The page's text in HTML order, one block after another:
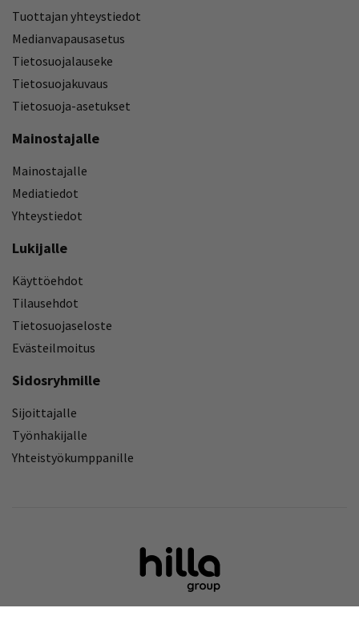
Tuottajan yhteystiedot
Medianvapausasetus
Tietosuojalauseke
Tietosuojakuvaus
Tietosuoja-asetukset
Mainostajalle
Mainostajalle
Mediatiedot
Yhteystiedot
Lukijalle
Käyttöehdot
Tilausehdot
Tietosuojaseloste
Evästeilmoitus
Sidosryhmille
Sijoittajalle
Työnhakijalle
Yhteistyökumppanille